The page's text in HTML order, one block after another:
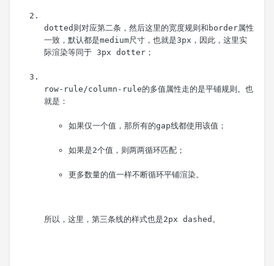
dotted 则对应第二条，然后这里的宽度规则和 border属性
一致，默认都是medium尺寸，也就是3px，因此，这里实
际渲染等同于 3px dotter ；
row-rule /column-rule的多值属性走的是平铺规则。也
如果仅一个值，那所有的gap线都使用该值；
如果是2个值，则两两循环匹配；
更多数量的值一样不断循环平铺渲染。
所以，这里，第三条线的样式也是2px dashed